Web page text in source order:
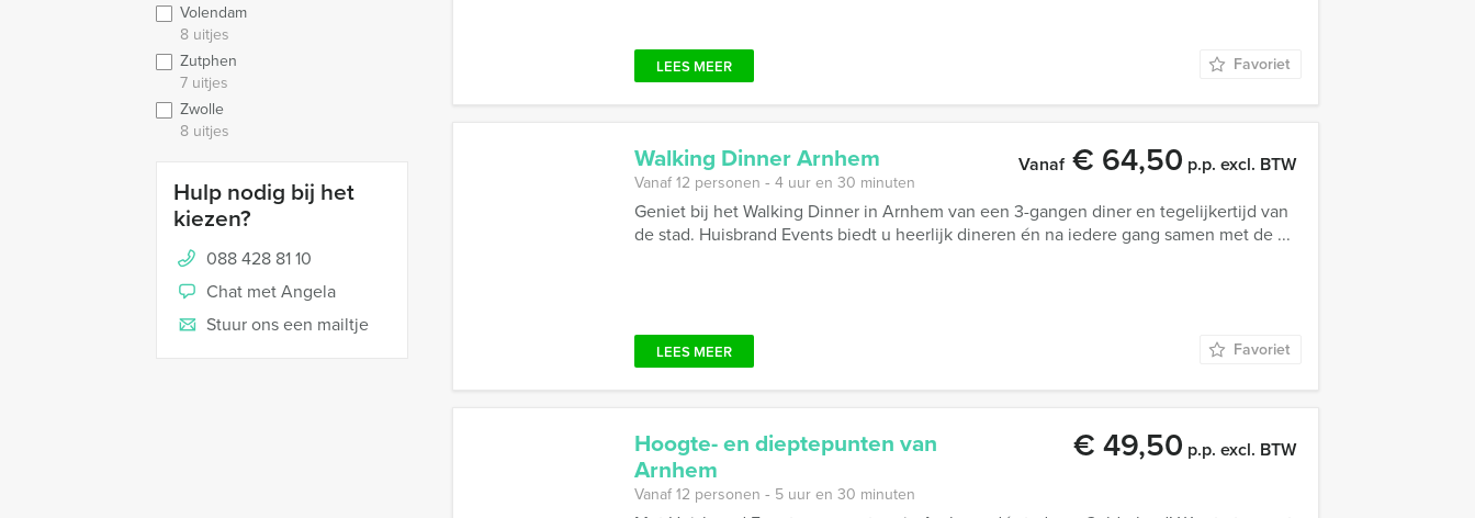
Volendam
8 uitjes
Zutphen
7 uitjes
Zwolle
8 uitjes
Hulp nodig bij het
kiezen?
088 428 81 10
Chat met Angela
Stuur ons een mailtje
LEES MEER Favoriet
Walking Dinner Arnhem Vanaf€ 64,50 p.p. excl. BTW
Vanaf 12 personen ‐ 4 uur en 30 minuten
Geniet bij het Walking Dinner in Arnhem van een 3-gangen diner en tegelijkertijd van
de stad. Huisbrand Events biedt u heerlijk dineren én na iedere gang samen met de ...
LEES MEER Favoriet
Hoogte- en dieptepunten van
Arnhem
€ 49,50 p.p. excl. BTW
Vanaf 12 personen ‐ 5 uur en 30 minuten